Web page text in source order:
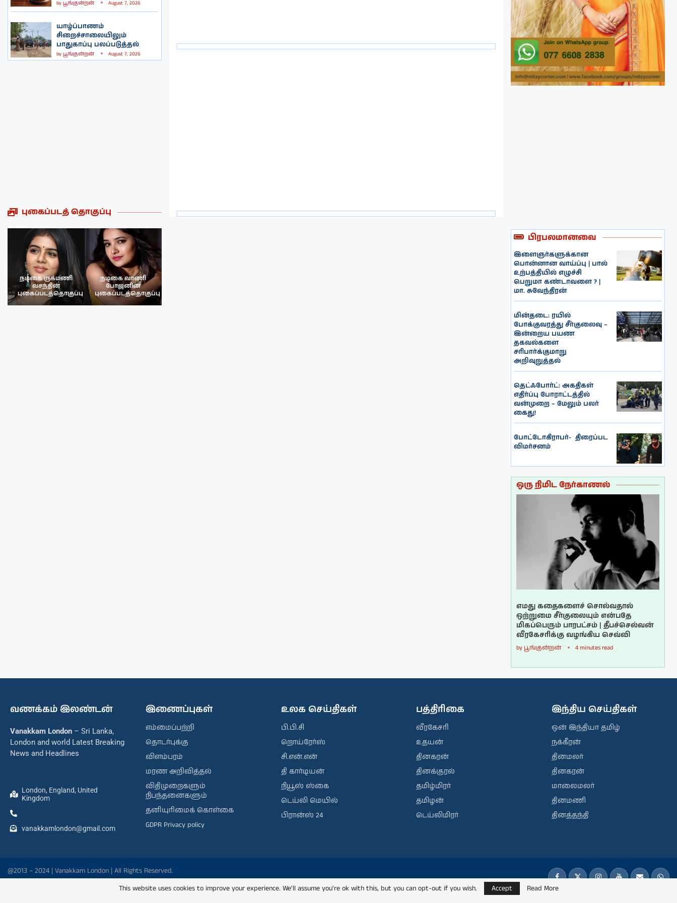
by பூங்குன்றன் August 7, 2026
யாழ்ப்பாணம்
சிறைச்சாலையிலும்
பாதுகாப்பு பலப்படுத்தல்
by பூங்குன்றன் August 7, 2026
புகைப்படத் தொகுப்பு
நடிகை ருக்மணி
வசந்தின்
புகைப்படத்தொகுப்பு
நடிகை வாணி
போஜனின்
புகைப்படத்தொகுப்பு
பிரபலமானவை
இளைஞர்களுக்கான
பொன்னான வாய்ப்பு | பால்
உற்பத்தியில் எழுச்சி
பெறுமா கண்டாவளை ? |
மா. சுவேந்திரன்
மின்தடை: ரயில்
போக்குவரத்து சீர்குலைவு –
இன்றைய பயண
தகவல்களை
சரிபார்க்குமாறு
அறிவுறுத்தல்
தெட்ஃபோர்ட்: அகதிகள்
எதிர்ப்பு போராட்டத்தில்
வன்முறை – மேலும் பலர்
கைது!
போட்டோகிராபர்- ‌ திரைப்பட
விமர்சனம்
ஒரு நிமிட நேர்காணல்
எமது கதைகளைச் சொல்வதால்
ஒற்றுமை சீர்குலையும் என்பதே
மிகப்பெரும் பாரபட்சம் | தீபச்செல்வன்
வீரகேசரிக்கு வழங்கிய செவ்வி
by பூங்குன்றன் 4 minutes read
வணக்கம் இலண்டன்
Vanakkam London – Sri Lanka,
London and world Latest Breaking
News and Headlines
London, England, United
Kingdom
vanakkamlondon@gmail.com
இணைப்புகள்
எம்மைப்பற்றி
தொடர்புக்கு
விளம்பரம்
மரண அறிவித்தல்
விதிமுறைகளும்
நிபந்தனைகளும்
தனியுரிமைக் கொள்கை
GDPR Privacy policy
உலக செய்திகள்
பி.பி.சி
றொய்ரேர்ஸ்
சி.என்.என்
தி கார்டியன்
நியூஸ் ஸ்கை
டெய்லி மெயில்
பிரான்ஸ் 24
பத்திரிகை
வீரகேசரி
உதயன்
தினகரன்
தினக்குரல்
தமிழ்மிரர்
தமிழன்
டெய்லிமிரர்
இந்திய செய்திகள்
ஒன் இந்தியா தமிழ்
நக்கீரன்
தினமலர்
தினகரன்
மாலைமலர்
தினமணி
தினத்தந்தி
@2013 – 2024 | Vanakkam London | All Rights Reserved.
This website uses cookies to improve your experience. We'll assume you're ok with this, but you can opt-out if you wish.
Accept Read More